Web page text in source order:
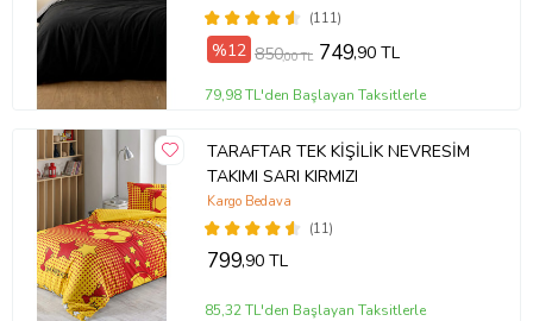
(111)
%12 850,00 TL 749,90 TL
79,98 TL'den Başlayan Taksitlerle
TARAFTAR TEK KİŞİLİK NEVRESİM
TAKIMI SARI KIRMIZI
(11)
Kargo Bedava
799,90 TL
85,32 TL'den Başlayan Taksitlerle